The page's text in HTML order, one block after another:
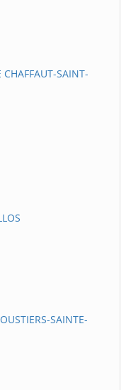
SAINT-
SAINTE-